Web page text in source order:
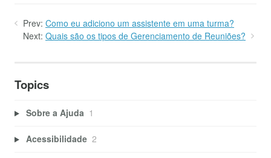
Prev: Como eu adiciono um assistente em uma turma?
Next: Quais são os tipos de Gerenciamento de Reuniões?
Topics
Sobre a Ajuda 1
Acessibilidade 2